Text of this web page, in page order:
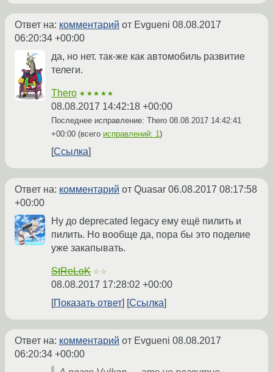
Ответ на: комментарий от Evgueni 08.08.2017
06:20:34 +00:00
да, но нет. так-же как автомобиль развитие
телеги.
Thero ★★★★★
08.08.2017 14:42:18 +00:00
Последнее исправление: Thero 08.08.2017 14:42:41
+00:00 (всего исправлений: 1)
Ссылка
Ответ на: комментарий от Quasar 06.08.2017 08:17:58
+00:00
Ну до deprecated legacy ему ещё пилить и
пилить. Но вообще да, пора бы это поделие
уже закапывать.
StReLoK ☆☆
08.08.2017 17:28:02 +00:00
Показать ответ
Ссылка
Ответ на: комментарий от Evgueni 08.08.2017
06:20:34 +00:00